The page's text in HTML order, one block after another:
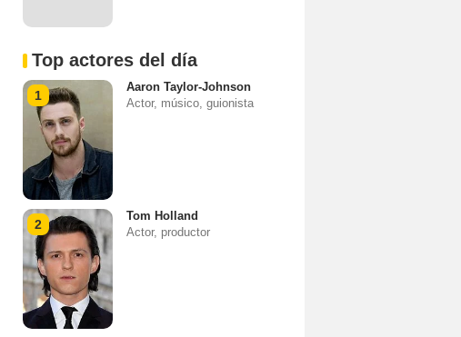
Top actores del día
1
Aaron Taylor-Johnson
Actor, músico, guionista
2
Tom Holland
Actor, productor